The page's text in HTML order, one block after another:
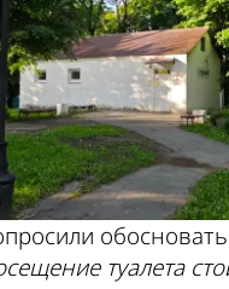
туалета